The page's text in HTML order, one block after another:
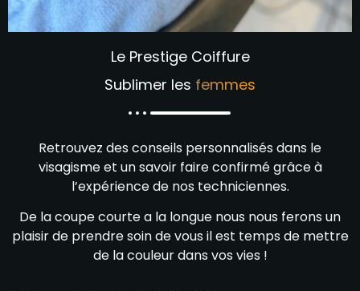
Le Prestige Coiffure
Sublimer les femmes
Retrouvez des conseils personnalisés dans le
visagisme et un savoir faire confirmé grâce à
l’expérience de nos techniciennes.
De la coupe courte a la longue nous nous ferons un
plaisir de prendre soin de vous il est temps de mettre
de la couleur dans vos vies !